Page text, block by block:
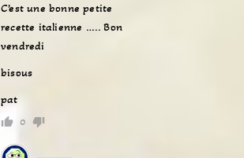
C’est une bonne petite
recette italienne ….. Bon
vendredi
bisous
pat
0